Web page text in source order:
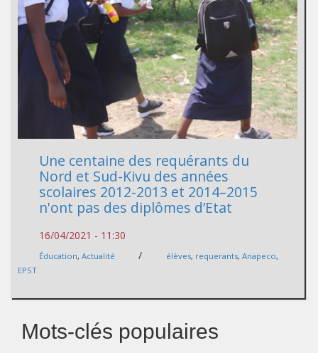
Une centaine des requérants du
Nord et Sud-Kivu des années
scolaires 2012-2013 et 2014–2015
n'ont pas des diplômes d’Etat
16/04/2021 - 11:30
Éducation, Actualité / élèves, requerants, Anapeco,
EPST
Mots-clés populaires